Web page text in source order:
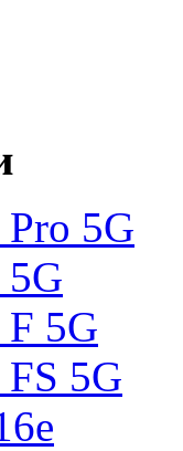
5G
5G
F 5G
5G